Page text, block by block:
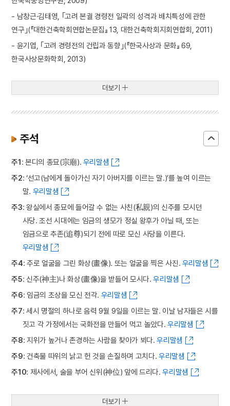
- 남창근·김태영, ｢고려 본궐 경령전 일곽의 성격과 배치특성에 관한
연구｣(『대한건축학회연합논문집』 13, 대한건축학회지회연합회, 2011)
- 윤기엽, ｢고려 경령전의 건립과 동향｣(『한국사상과 문화』 69,
한국사상문화학회, 2013)
더보기
주석
주1 : 본디의 종묘(宗廟). 우리말샘
주2: ‘선고(남에게 돌아가신 자기 아버지를 이르는 말.)’를 높여 이르는
말. 우리말샘
주3: 왕실에서 종묘에 들어갈 수 없는 사친(私親)의 신주를 모시던
사당. 조선 시대에는 임금의 생모가 정실 왕후가 아닐 때, 또는
임금으로 추존(追尊)되기 전에 따로 모신 사당을 이른다.
우리말샘
주4: 주로 얼굴을 그린 화상(畫像). 또는 얼굴을 찍은 사진. 우리말샘
주5: 신주(神主)나 화상(畫像)을 받들어 모시다.우리말샘
주6: 임금의 초상을 모신 전각. 우리말샘
주7: 세시 명절의 하나로 음력 9월 9일을 이르는 말. 이날 남자들은 시를
짓고 각 가정에서는 국화전을 만들어 먹고 놀았다. 우리말샘
주8: 지위가 높거나 존경하는 사람을 찾아가 뵈다.우리말샘
주9: 건축물 따위의 낡고 헌 것을 손질하며 고치다. 우리말샘
주10: 제사에서, 술을 부어 신위(神位) 앞에 드리다.우리말샘
더보기